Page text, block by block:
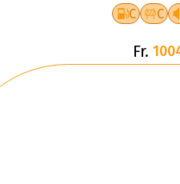
C C
Fr.